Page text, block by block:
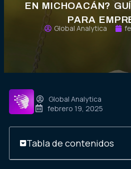
EN MICHOACÁN?
PARA
Global Analytica
Global Analytica
febrero 19, 2025
Tabla de contenidos